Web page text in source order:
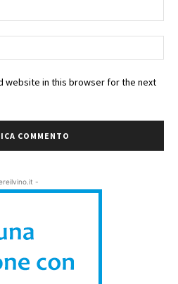
website in this browser for the next
-